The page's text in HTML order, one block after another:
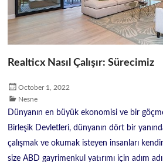
Realticx Nasıl Çalışır: Sürecimiz
October 1, 2022
Nesne
Dünyanın en büyük ekonomisi ve bir
Birleşik Devletleri, dünyanın dört bir
çalışmak ve okumak isteyen insanları
size ABD gayrimenkul yatırımı için adım